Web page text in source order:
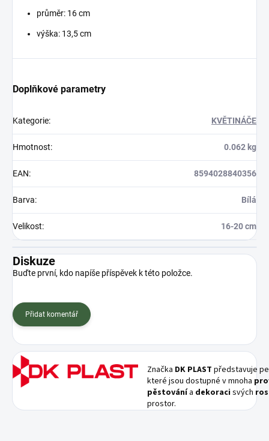
průměr: 16 cm
výška: 13,5 cm
Doplňkové parametry
Kategorie: KVĚTINÁČE
Hmotnost: 0.062 kg
EAN: 8594028840356
Barva: Bílá
Velikost: 16-20 cm
Diskuze
Buďte první, kdo napíše příspěvek k této položce.
Přidat komentář
Značka DK PLAST představuje
které jsou dostupné v mnoha
pěstovánía dekoraci svých
prostor.